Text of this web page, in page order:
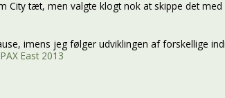
City tæt, men valgte klogt nok at skippe det med
imens jeg følger udviklingen af forskellige
East 2013